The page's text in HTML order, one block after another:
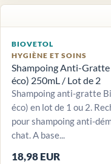
BIOVETOL
HYGIÈNE ET SOINS
Shampoing Anti-
éco) 250mL / Lot de 2
Shampoing anti-gratte
éco) en lot de 1 ou 2.
pour shampoing anti-
chat. A base...
18,98 EUR